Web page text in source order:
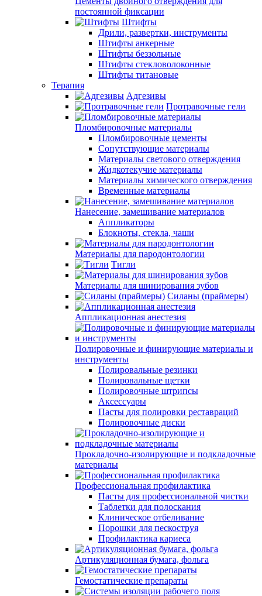
постоянной фиксации
Штифты
Дрили, развертки, инструменты
Штифты анкерные
Штифты беззольные
Штифты стекловолоконные
Штифты титановые
Терапия
Адгезивы
Протравочные гели
Пломбировочные материалы
Пломбировочные цементы
Сопутствующие материалы
Материалы светового отверждения
Жидкотекучие материалы
Материалы химического отверждения
Временные материалы
Нанесение, замешивание материалов
Аппликаторы
Блокноты, стекла, чаши
Материалы для пародонтологии
Тигли
Материалы для шинирования зубов
Силаны (праймеры)
Аппликационная анестезия
Полировочные и финирующие материалы и
инструменты
Полировальные резинки
Полировальные щетки
Полировочные штрипсы
Аксессуары
Пасты для полировки реставраций
Полировочные диски
Прокладочно-изолирующие и подкладочные
материалы
Профессиональная профилактика
Пасты для профессиональной чистки
Таблетки для полоскания
Клиническое отбеливание
Порошки для пескоструя
Профилактика кариеса
Артикуляционная бумага, фольга
Гемостатические препараты